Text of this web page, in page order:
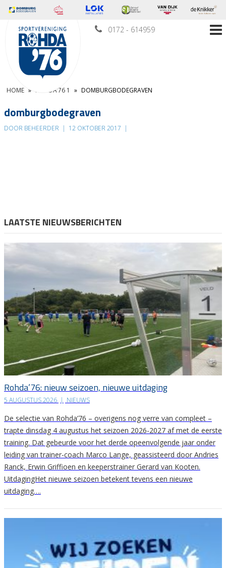
0172 - 614959
HOME » ROHDA’76 1 » DOMBURGBODEGRAVEN
domburgbodegraven
DOOR BEHEERDER | 12 OKTOBER 2017 |
LAATSTE NIEUWSBERICHTEN
Rohda’76: nieuw seizoen, nieuwe uitdaging
5 AUGUSTUS 2026 | NIEUWS
De selectie van Rohda’76 – overigens nog verre van compleet –
trapte dinsdag 4 augustus het seizoen 2026-2027 af met de eerste
training. Dat gebeurde voor het derde opeenvolgende jaar onder
leiding van trainer-coach Marco Lange, geassisteerd door Andries
Ranck, Erwin Griffioen en keeperstrainer Gerard van Kooten.
UitdagingHet nieuwe seizoen betekent tevens een nieuwe
uitdaging….